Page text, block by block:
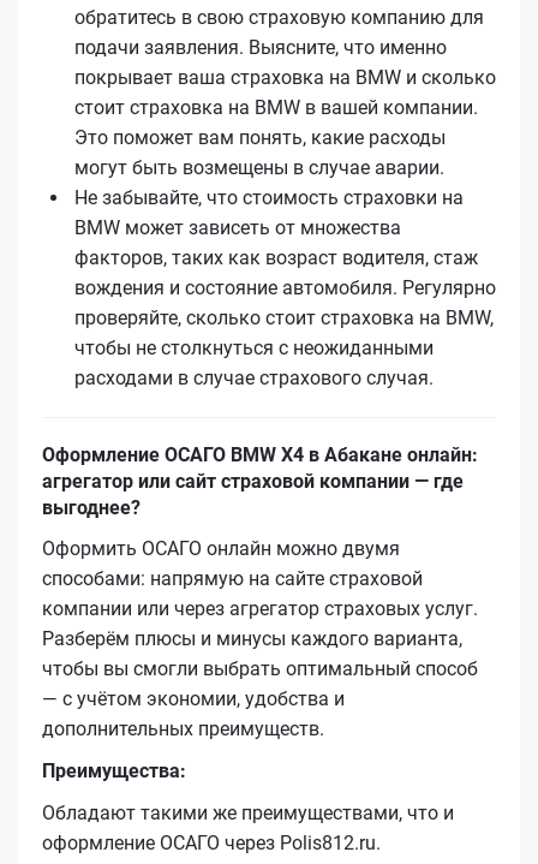
обратитесь в свою страховую компанию для
подачи заявления. Выясните, что именно
покрывает ваша страховка на BMW и сколько
стоит страховка на BMW в вашей компании.
Это поможет вам понять, какие расходы
могут быть возмещены в случае аварии.
Не забывайте, что стоимость страховки на
BMW может зависеть от множества
факторов, таких как возраст водителя, стаж
вождения и состояние автомобиля. Регулярно
проверяйте, сколько стоит страховка на BMW,
чтобы не столкнуться с неожиданными
расходами в случае страхового случая.
Оформление ОСАГО BMW X4 в Абакане онлайн:
агрегатор или сайт страховой компании — где
выгоднее?
Оформить ОСАГО онлайн можно двумя
способами: напрямую на сайте страховой
компании или через агрегатор страховых услуг.
Разберём плюсы и минусы каждого варианта,
чтобы вы смогли выбрать оптимальный способ
— с учётом экономии, удобства и
дополнительных преимуществ.
Преимущества:
Обладают такими же преимуществами, что и
оформление ОСАГО через Polis812.ru.